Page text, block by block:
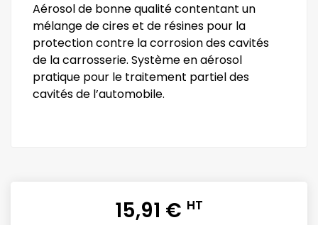
Aérosol de bonne qualité contentant un
mélange de cires et de résines pour la
protection contre la corrosion des cavités
de la carrosserie. Système en aérosol
pratique pour le traitement partiel des
cavités de l’automobile.
15,91 € HT